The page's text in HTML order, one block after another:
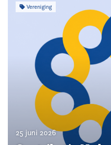
Vereniging
25 juni 2026